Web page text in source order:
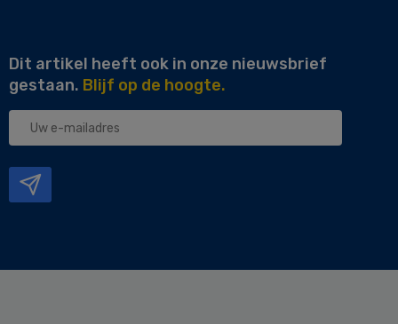
Dit artikel heeft ook in onze nieuwsbrief
gestaan. Blijf op de hoogte.
Uw